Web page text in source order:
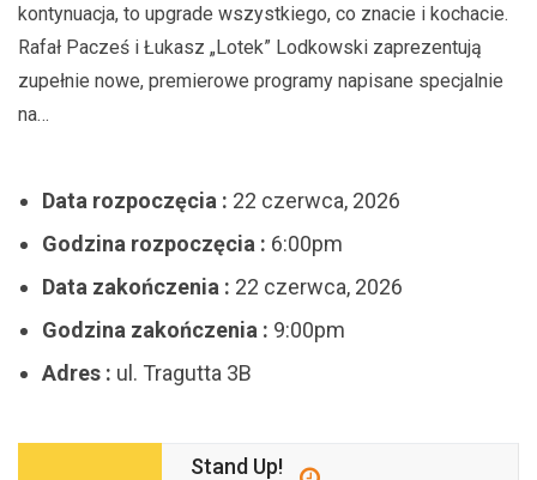
kontynuacja, to upgrade wszystkiego, co znacie i kochacie.
Rafał Pacześ i Łukasz „Lotek” Lodkowski zaprezentują
zupełnie nowe, premierowe programy napisane specjalnie
na…
Data rozpoczęcia : 22 czerwca, 2026
Godzina rozpoczęcia : 6:00pm
Data zakończenia : 22 czerwca, 2026
Godzina zakończenia : 9:00pm
Adres : ul. Tragutta 3B
Stand Up!